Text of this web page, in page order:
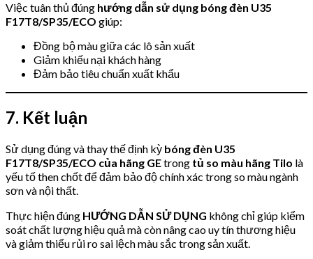
Việc tuân thủ đúng hướng dẫn sử dụng bóng đèn U35
F17T8/SP35/ECO giúp:
Đồng bộ màu giữa các lô sản xuất
Giảm khiếu nại khách hàng
Đảm bảo tiêu chuẩn xuất khẩu
7. Kết luận
Sử dụng đúng và thay thế định kỳ bóng đèn U35
F17T8/SP35/ECO của hãng GEtrong tủ so màu hãng Tilo là
yếu tố then chốt để đảm bảo độ chính xác trong so màu ngành
sơn và nội thất.
Thực hiện đúng HƯỚNG DẪN SỬ DỤNG không chỉ giúp kiểm
soát chất lượng hiệu quả mà còn nâng cao uy tín thương hiệu
và giảm thiểu rủi ro sai lệch màu sắc trong sản xuất.